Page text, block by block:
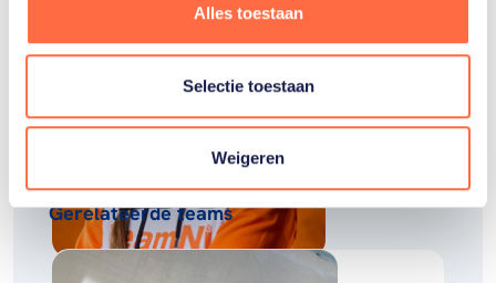
Alles toestaan
Selectie toestaan
Weigeren
Bos
Gerelateerde teams